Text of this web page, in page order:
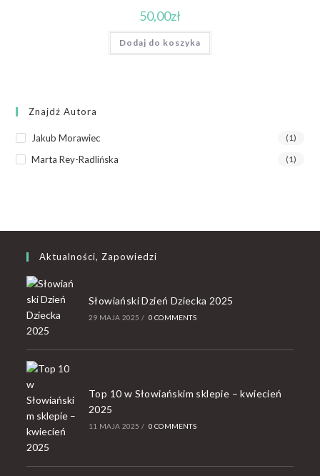
50,00zł
Dodaj do koszyka
Znajdź Autora
Jakub Morawiec (1)
Marta Rey-Radlińska (1)
Aktualności, Zapowiedzi
Słowiański Dzień Dziecka 2025
29 MAJA 2025 / 0 COMMENTS
Top 10 w Słowiańskim sklepie – kwiecień
2025
11 MAJA 2025 / 0 COMMENTS